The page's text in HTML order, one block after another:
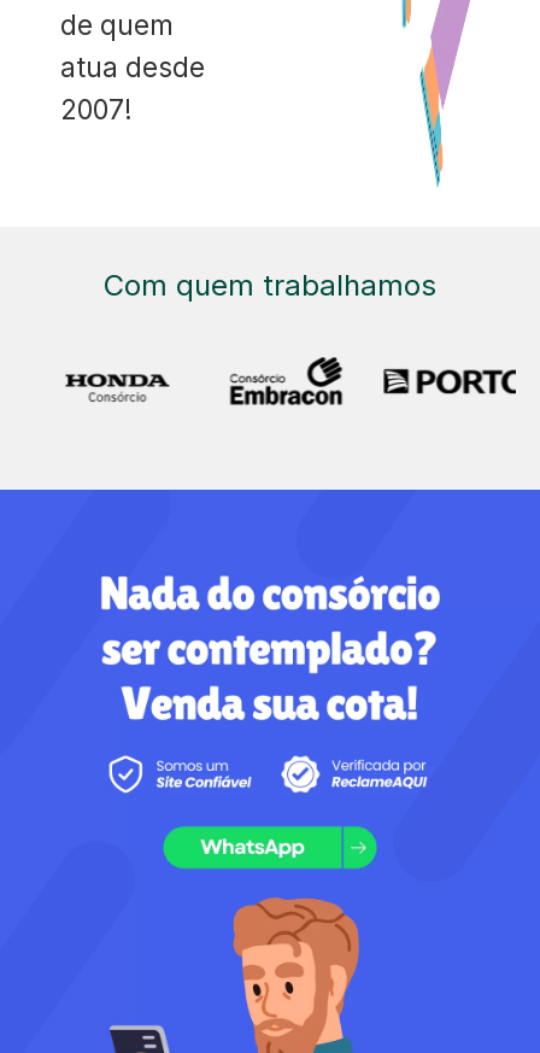
de quem
atua desde
2007!
Com quem trabalhamos